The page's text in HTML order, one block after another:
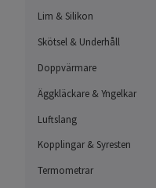
Lim & Silikon
Skötsel & Underhåll
Doppvärmare
Äggkläckare & Yngelkar
Luftslang
Kopplingar & Syresten
Termometrar